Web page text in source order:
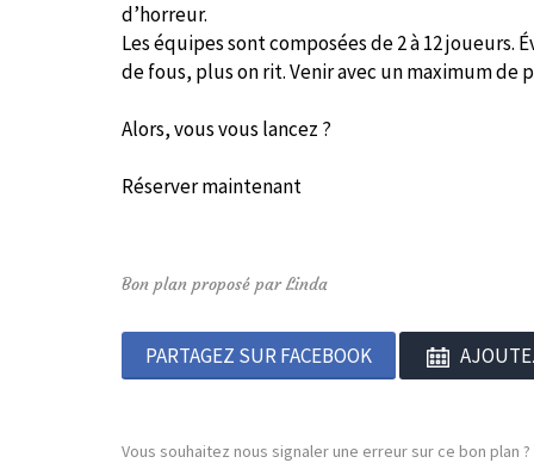
d’horreur.
Les équipes sont composées de 2 à 12
de fous, plus on rit. Venir avec un maximum de
Alors, vous vous lancez ?
Réserver maintenant
Bon plan proposé par Linda
PARTAGEZ SUR FACEBOOK
Vous souhaitez nous signaler une erreur sur ce bon plan ?